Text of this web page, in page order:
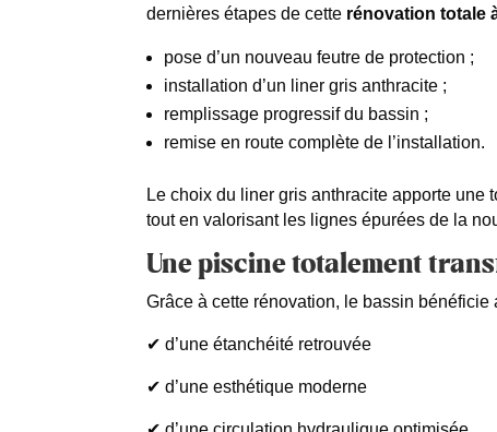
dernières étapes de cette rénovation totale
pose d’un nouveau feutre de protection ;
installation d’un liner gris anthracite ;
remplissage progressif du bassin ;
remise en route complète de l’installation.
Le choix du liner gris anthracite apporte une
tout en valorisant les lignes épurées de la
Une piscine totalement
Grâce à cette rénovation, le bassin bénéficie
✔ d’une étanchéité retrouvée
✔ d’une esthétique moderne